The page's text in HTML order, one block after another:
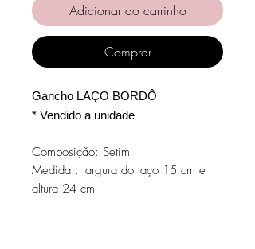
Adicionar ao carrinho
Comprar
Gancho LAÇO BORDÔ
* Vendido a unidade
Composição: Setim
Medida : largura do laço 15 cm e
altura 24 cm